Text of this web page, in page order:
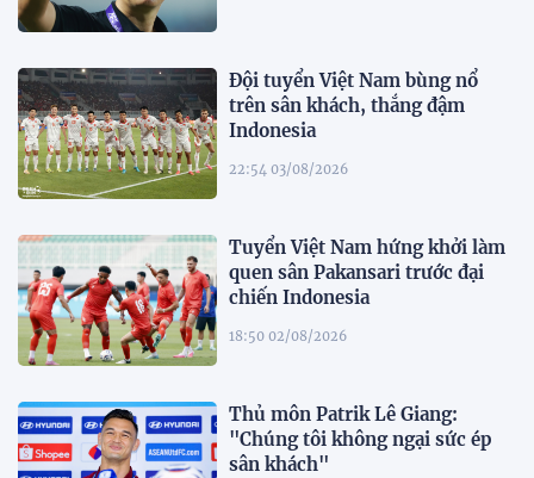
Đội tuyển Việt Nam bùng nổ
trên sân khách, thắng đậm
Indonesia
22:54 03/08/2026
Tuyển Việt Nam hứng khởi làm
quen sân Pakansari trước đại
chiến Indonesia
18:50 02/08/2026
Thủ môn Patrik Lê Giang:
"Chúng tôi không ngại sức ép
sân khách"